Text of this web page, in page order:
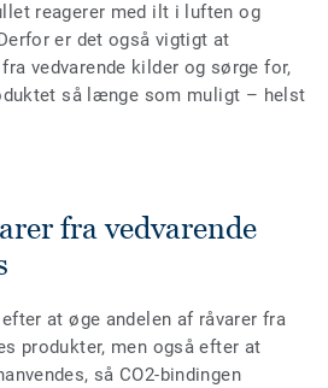
reagerer med ilt i luften og
er det også vigtigt at
vedvarende kilder og sørge for,
så længe som muligt – helst
fra vedvarende
at øge andelen af råvarer fra
produkter, men også efter at
så CO2-bindingen